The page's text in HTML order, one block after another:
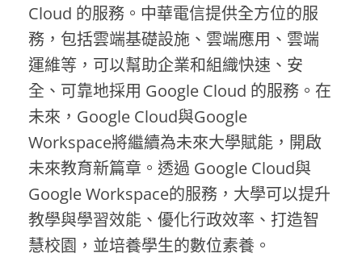
Cloud 的服務。中華電信提供全方位的服
務，包括雲端基礎設施、雲端應用、雲端
運維等，可以幫助企業和組織快速、安
全、可靠地採用 Google Cloud 的服務。在
未來，Google Cloud與Google
Workspace將繼續為未來大學賦能，開啟
未來教育新篇章。透過 Google Cloud與
Google Workspace的服務，大學可以提升
教學與學習效能、優化行政效率、打造智
慧校園，並培養學生的數位素養。